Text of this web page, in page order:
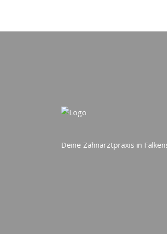
Deine Zahnarztpraxis in